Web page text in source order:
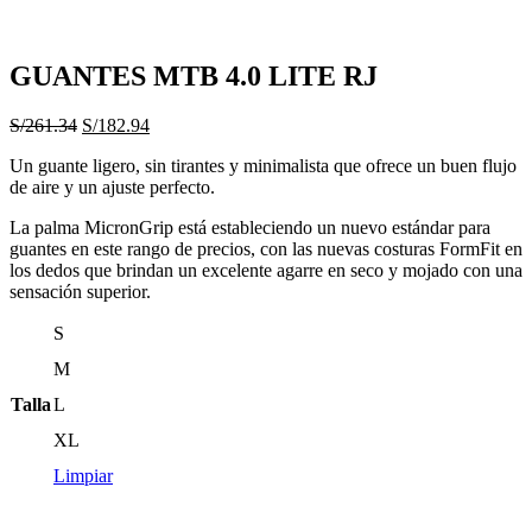
GUANTES MTB 4.0 LITE RJ
S/261.34 El
original
era:
S/182.94El
actual
es:
Un guante ligero, sin tirantes y minimalista que ofrece un buen flujo
de aire y un ajuste perfecto.
La palma MicronGrip está estableciendo un nuevo estándar para
guantes en este rango de precios, con las nuevas costuras FormFit en
los dedos que brindan un excelente agarre en seco y mojado con una
sensación superior.
Talla
S
M
L
XL
Limpiar